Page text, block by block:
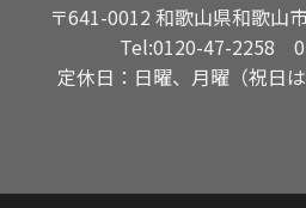
〒641-0012 和歌山県和歌山
Tel:0120-47-2258
定休日：日曜、月曜（祝日